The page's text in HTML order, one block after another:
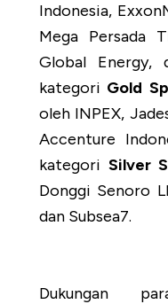
Indonesia,
Mega Persada
Global Energy,
kategori Gold
oleh INPEX,
Accenture
kategori Silver
Donggi Senoro
dan Subsea7.
Dukungan